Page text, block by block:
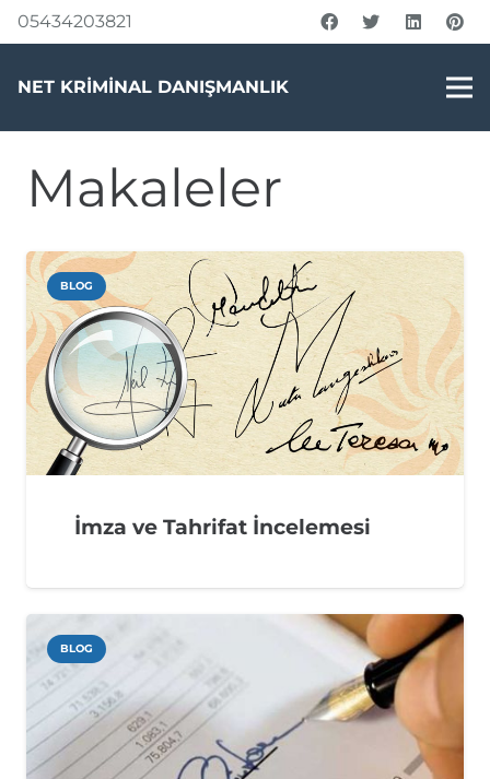
05434203821
NET KRİMİNAL DANIŞMANLIK
Makaleler
BLOG
İmza ve Tahrifat İncelemesi
BLOG